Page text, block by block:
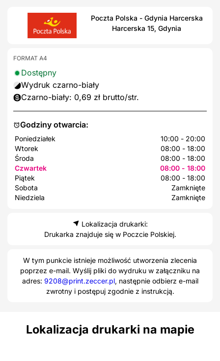
Poczta Polska - Gdynia Harcerska
Harcerska 15, Gdynia
Godziny otwarcia:
Poniedziałek
10:00 - 20:00
Wtorek
08:00 - 18:00
Środa
08:00 - 18:00
Czwartek
08:00 - 18:00
Piątek
08:00 - 18:00
Sobota
Zamknięte
Niedziela
Zamknięte
FORMAT A4
Dostępny
Wydruk czarno-biały
Czarno-biały: 0,69 zł brutto/str.
Lokalizacja drukarki:
Drukarka znajduje się w Poczcie Polskiej.
W tym punkcie istnieje możliwość utworzenia zlecenia
poprzez e-mail. Wyślij pliki do wydruku w załączniku na
adres: 9208@print.zeccer.pl, następnie odbierz e-mail
zwrotny i postępuj zgodnie z instrukcją.
Lokalizacja drukarki na mapie